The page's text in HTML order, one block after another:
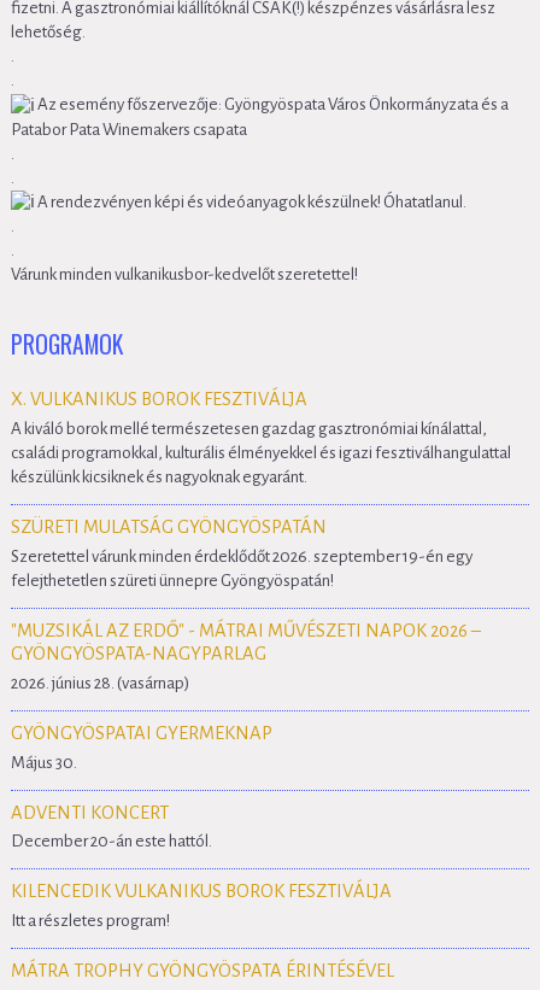
fizetni. A gasztronómiai kiállítóknál CSAK(!) készpénzes vásárlásra lesz
lehetőség.
.
.
Az esemény főszervezője: Gyöngyöspata Város Önkormányzata és a
Patabor Pata Winemakers csapata
A rendezvényen képi és videóanyagok készülnek! Óhatatlanul.
.
.
Várunk minden vulkanikusbor-kedvelőt szeretettel!
PROGRAMOK
X. VULKANIKUS BOROK FESZTIVÁLJA
A kiváló borok mellé természetesen gazdag gasztronómiai kínálattal,
családi programokkal, kulturális élményekkel és igazi fesztiválhangulattal
készülünk kicsiknek és nagyoknak egyaránt.
SZÜRETI MULATSÁG GYÖNGYÖSPATÁN
Szeretettel várunk minden érdeklődőt 2026. szeptember 19-én egy
felejthetetlen szüreti ünnepre Gyöngyöspatán!
"MUZSIKÁL AZ ERDŐ" - MÁTRAI MŰVÉSZETI NAPOK 2026 –
GYÖNGYÖSPATA-NAGYPARLAG
2026. június 28. (vasárnap)
GYÖNGYÖSPATAI GYERMEKNAP
Május 30.
ADVENTI KONCERT
December 20-án este hattól.
KILENCEDIK VULKANIKUS BOROK FESZTIVÁLJA
Itt a részletes program!
MÁTRA TROPHY GYÖNGYÖSPATA ÉRINTÉSÉVEL